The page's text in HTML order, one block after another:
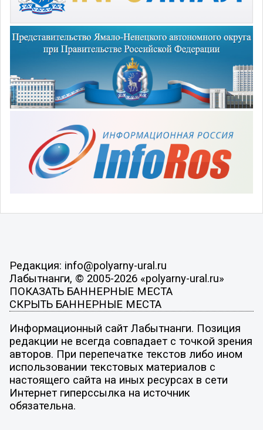
Редакция: info@polyarny-ural.ru
Лабытнанги, © 2005-2026 «polyarny-ural.ru»
ПОКАЗАТЬ БАННЕРНЫЕ МЕСТА
СКРЫТЬ БАННЕРНЫЕ МЕСТА
Информационный сайт Лабытнанги. Позиция
редакции не всегда совпадает с точкой зрения
авторов. При перепечатке текстов либо ином
использовании текстовых материалов с
настоящего сайта на иных ресурсах в сети
Интернет гиперссылка на источник
обязательна.